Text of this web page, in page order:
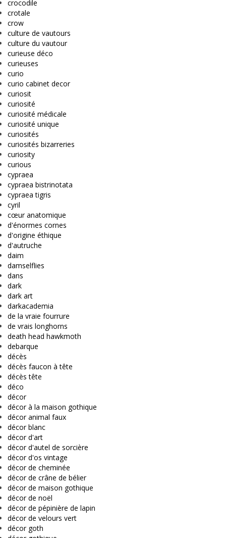
crocodile
crotale
crow
culture de vautours
culture du vautour
curieuse déco
curieuses
curio
curio cabinet decor
curiosit
curiosité
curiosité médicale
curiosité unique
curiosités
curiosités bizarreries
curiosity
curious
cypraea
cypraea bistrinotata
cypraea tigris
cyril
cœur anatomique
d'énormes cornes
d'origine éthique
d'autruche
daim
damselflies
dans
dark
dark art
darkacademia
de la vraie fourrure
de vrais longhorns
death head hawkmoth
debarque
décès
décès faucon à tête
décès tête
déco
décor
décor à la maison gothique
décor animal faux
décor blanc
décor d'art
décor d'autel de sorcière
décor d'os vintage
décor de cheminée
décor de crâne de bélier
décor de maison gothique
décor de noël
décor de pépinière de lapin
décor de velours vert
décor goth